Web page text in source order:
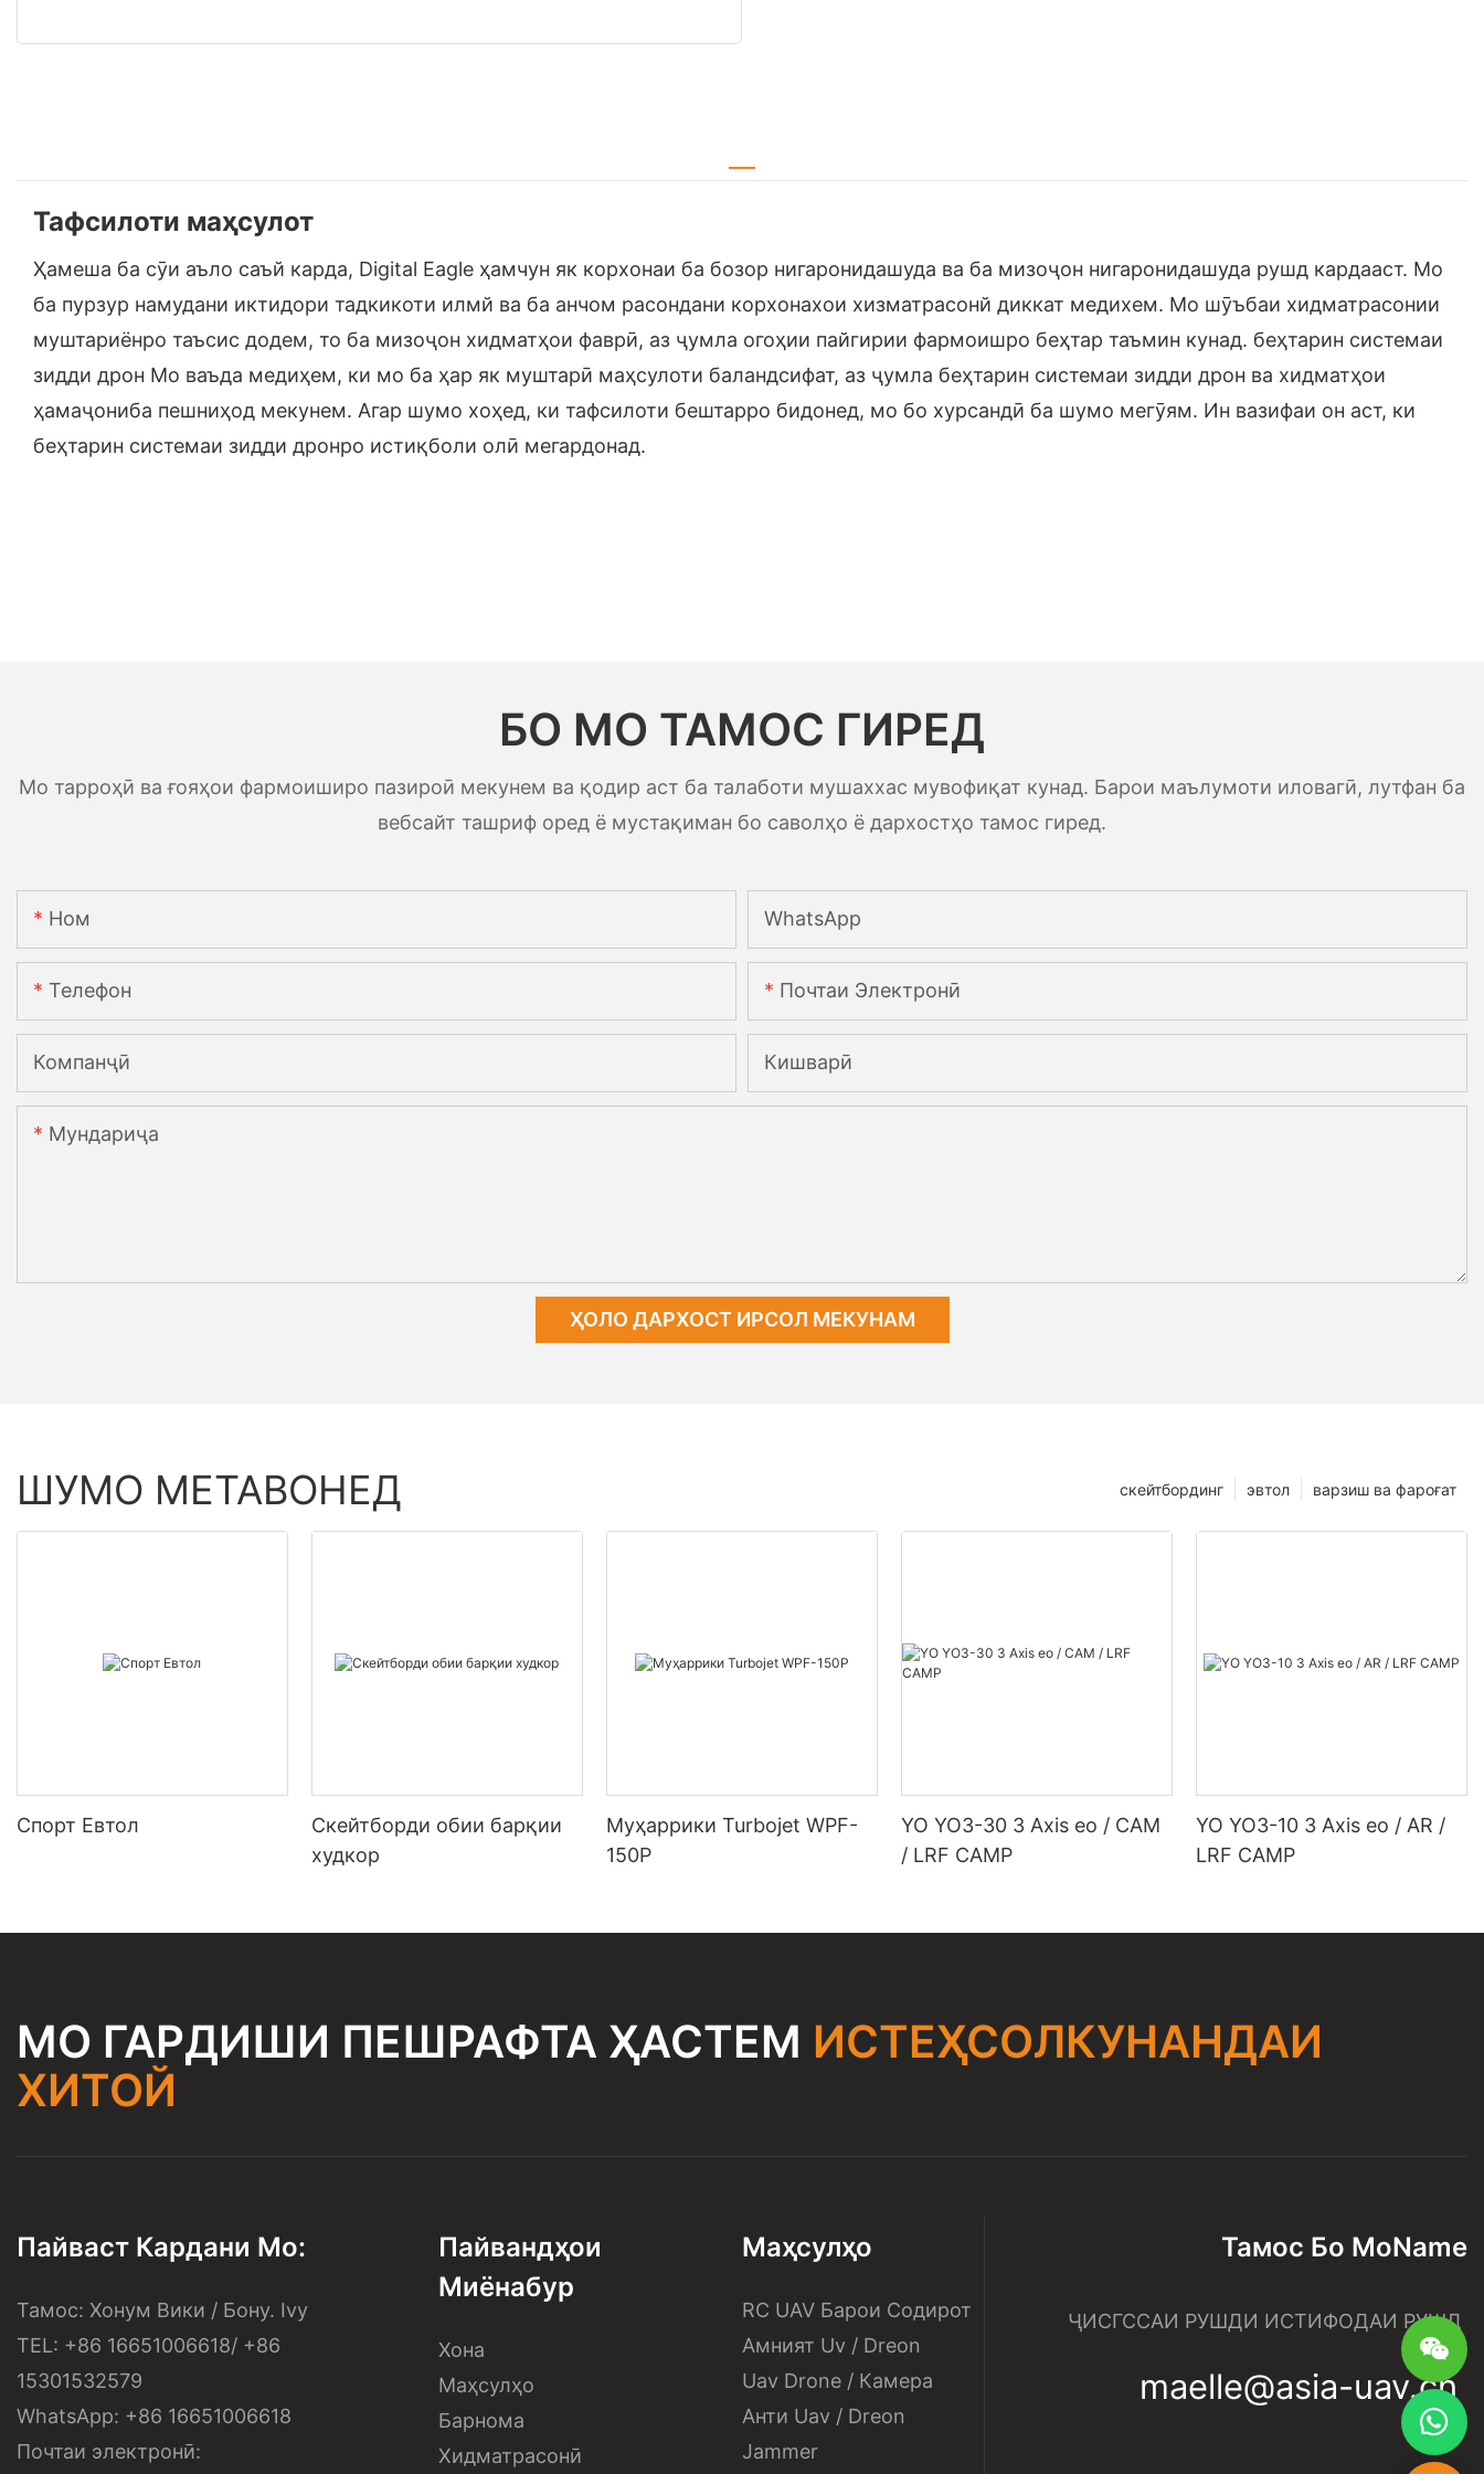
Тафсилоти маҳсулот
Ҳамеша ба сӯи аъло саъй карда, Digital Eagle ҳамчун як корхонаи ба бозор нигаронидашуда ва ба мизоҷон нигаронидашуда рушд кардааст. Мо
ба пурзур намудани иктидори тадкикоти илмй ва ба анчом расондани корхонахои хизматрасонй диккат медихем. Мо шӯъбаи хидматрасонии
муштариёнро таъсис додем, то ба мизоҷон хидматҳои фаврӣ, аз ҷумла огоҳии пайгирии фармоишро беҳтар таъмин кунад. беҳтарин системаи
зидди дрон Мо ваъда медиҳем, ки мо ба ҳар як муштарӣ маҳсулоти баландсифат, аз ҷумла беҳтарин системаи зидди дрон ва хидматҳои
ҳамаҷониба пешниҳод мекунем. Агар шумо хоҳед, ки тафсилоти бештарро бидонед, мо бо хурсандӣ ба шумо мегӯям. Ин вазифаи он аст, ки
беҳтарин системаи зидди дронро истиқболи олӣ мегардонад.
БО МО ТАМОС ГИРЕД
Мо тарроҳӣ ва ғояҳои фармоиширо пазироӣ мекунем ва қодир аст ба талаботи мушаххас мувофиқат кунад. Барои маълумоти иловагӣ, лутфан ба
вебсайт ташриф оред ё мустақиман бо саволҳо ё дархостҳо тамос гиред.
Ном WhatsApp
Телефон Почтаи Электронӣ
Компанҷӣ Кишварӣ
Мундариҷа
ҲОЛО ДАРХОСТ ИРСОЛ МЕКУНАМ
ШУМО МЕТАВОНЕД варзиш ва фароғат
эвтол
скейтбординг
Спорт Евтол
Скейтборди обии барқии
худкор
Муҳаррики Turbojet WPF-
150P
YO YO3-30 3 Axis eo / CAM
/ LRF CAMP
YO YO3-10 3 Axis eo / AR /
LRF CAMP
МО ГАРДИШИ ПЕШРАФТА ҲАСТЕМ ИСТЕҲСОЛКУНАНДАИ
ХИТОЙ
Пайваст Кардани Мо:
Тамос: Хонум Вики / Бону. Ivy
TEL: +86 16651006618/ +86
15301532579
WhatsApp: +86 16651006618
Почтаи электронӣ:
Пайвандҳои
Миёнабур
Хона
Маҳсулҳо
Барнома
Хидматрасонӣ
Маҳсулҳо
RC UAV Барои Содирот
Амният Uv / Dreon
Uav Drone / Камера
Анти Uav / Dreon
Jammer
Тамос Бо МоName
ҶИСГССАИ РУШДИ ИСТИФОДАИ РУШД
maelle@asia-uav.cn